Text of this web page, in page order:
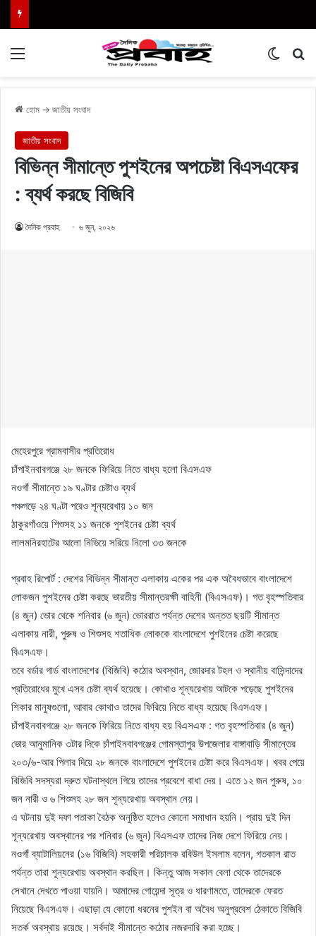
হোম → জাতীয় সংবাদ
জাতীয় সংবাদ
বিভিন্ন সীমান্তে পুশইনের অপচেষ্টা বিএসএফের
: ব্যর্থ করছে বিজিবি
দৈনিক প্রবাহ ৬ জুন, ২০২৬
মেহেরপুরে গ্রামবাসীর প্রতিরোধ
চাঁপাইনবাবগঞ্জে ২৮ জনকে ফিরিয়ে নিতে বাধ্য হলো বিএসএফ
নওগাঁ সীমান্তে ১৯ ঘণ্টার চেষ্টাও ব্যর্থ
পঞ্চগড়ে ২৪ ঘণ্টা পরেও শূন্যরেখায় ১০ জন
ঠাকুরগাঁওয়ে শিশুসহ ১১ জনকে পুশইনের চেষ্টা ব্যর্থ
লালমনিরহাটের আলো নিভিয়ে সরিয়ে নিলো ৩৩ জনকে
প্রবাহ রিপোর্ট : দেশের বিভিন্ন সীমান্ত এলাকায় একের পর এক অবৈধভাবে বাংলাদেশে
লোকজন পুশইনের চেষ্টা করছে ভারতীয় সীমান্তরক্ষী বাহিনী (বিএসএফ)। গত বৃহস্পতিবার
(৪ জুন) ভোর থেকে শনিবার (৬ জুন) ভোররাত পর্যন্ত দেশের অন্তত ছয়টি সীমান্ত
এলাকায় নারী, পুরুষ ও শিশুসহ শতাধিক লোককে বাংলাদেশে পুশইনের চেষ্টা করেছে
বিএসএফ।
তবে বর্ডার গার্ড বাংলাদেশের (বিজিবি) কঠোর অবস্থান, জোরদার টহল ও স্থানীয় বাসিন্দাদের
প্রতিরোধের মুখে এসব চেষ্টা ব্যর্থ হয়েছে। কোথাও শূন্যরেখায় আটকে পড়েছে পুশইনের
শিকার মানুষগুলো, আবার কোথাও তাদের ফিরিয়ে নিতে বাধ্য হয়েছে বিএসএফ।
চাঁপাইনবাবগঞ্জে ২৮ জনকে ফিরিয়ে নিতে বাধ্য হয় বিএসএফ : গত বৃহস্পতিবার (৪ জুন)
ভোর আনুমানিক ৩টার দিকে চাঁপাইনবাবগঞ্জের গোমস্তাপুর উপজেলার বাঙ্গাবাড়ি সীমান্তের
২০৩/৬-আর পিলার দিয়ে ২৮ জনকে বাংলাদেশে পুশইনের চেষ্টা করে বিএসএফ। খবর পেয়ে
বিজিবি সদস্যরা দ্রুত ঘটনাস্থলে গিয়ে তাদের প্রবেশে বাধা দেয়। এতে ১২ জন পুরুষ, ১০
জন নারী ও ৬ শিশুসহ ২৮ জন শূন্যরেখায় অবস্থান নেয়।
এ ঘটনায় দুই দফা পতাকা বৈঠক অনুষ্ঠিত হলেও কোনো সমাধান হয়নি। প্রায় দুই দিন
শূন্যরেখায় অবস্থানের পর শনিবার (৬ জুন) বিএসএফ তাদের নিজ দেশে ফিরিয়ে নেয়।
নওগাঁ ব্যাটালিয়নের (১৬ বিজিবি) সহকারী পরিচালক রবিউল ইসলাম বলেন, গতকাল রাত
পর্যন্ত তারা শূন্যরেখায় অবস্থান করছিল। কিন্তু আজ সকাল বেলা থেকে তাদেরকে
সেখানে দেখতে পাওয়া যায়নি। আমাদের গোয়েন্দা সূত্র ও ধারণামতে, তাদেরকে ফেরত
নিয়েছে বিএসএফ। এছাড়া যে কোনো ধরনের পুশইন বা অবৈধ অনুপ্রবেশ ঠেকাতে বিজিবি
সতর্ক অবস্থায় রয়েছে। সর্বদাই সীমান্তে কঠোর নজরদারি করা হচ্ছে।